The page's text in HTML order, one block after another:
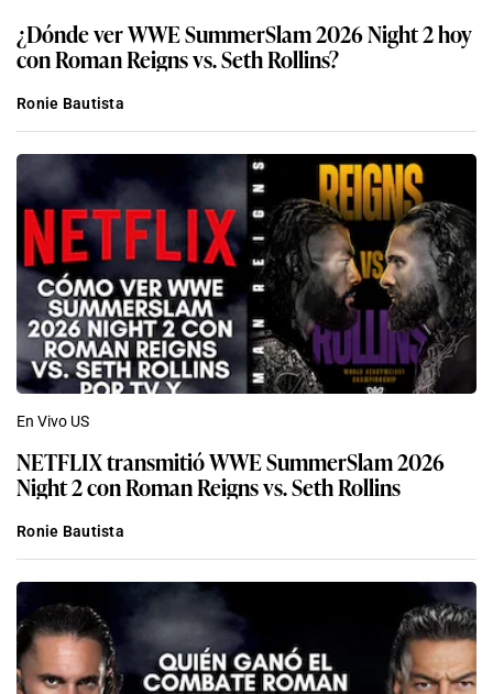
¿Dónde ver WWE SummerSlam 2026 Night 2 hoy
con Roman Reigns vs. Seth Rollins?
Ronie Bautista
En Vivo US
NETFLIX transmitió WWE SummerSlam 2026
Night 2 con Roman Reigns vs. Seth Rollins
Ronie Bautista